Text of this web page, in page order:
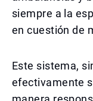
siempre a la
en cuestión de
Este sistema,
efectivamente